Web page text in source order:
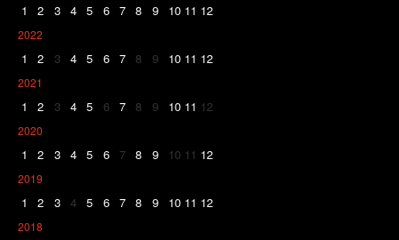
1 2 3 4 5 6 7 8 9 10 11 12
2022
1 2 3 4 5 6 7 8 9 10 11 12
2021
1 2 3 4 5 6 7 8 9 10 11 12
2020
1 2 3 4 5 6 7 8 9 10 11 12
2019
1 2 3 4 5 6 7 8 9 10 11 12
2018